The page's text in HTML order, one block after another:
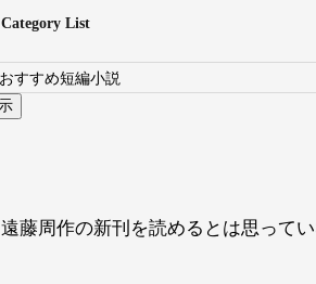
Category List
遠藤周作の新刊を読めるとは思ってい